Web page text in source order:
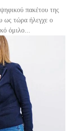
πακέτου της
ως τώρα ήλεγχε ο
όμιλο...